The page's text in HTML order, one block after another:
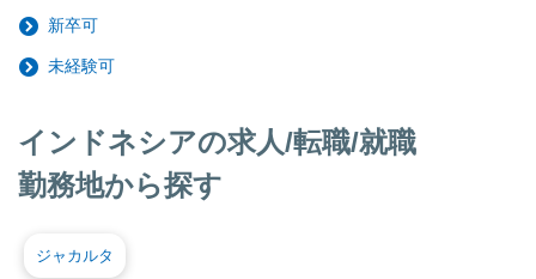
新卒可
未経験可
インドネシアの求人/転職/就職
勤務地から探す
ジャカルタ